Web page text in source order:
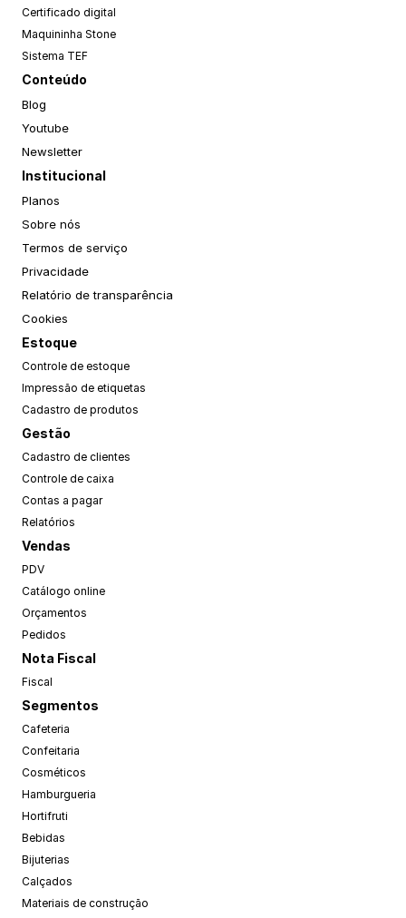
Certificado digital
Maquininha Stone
Sistema TEF
Conteúdo
Blog
Youtube
Newsletter
Institucional
Planos
Sobre nós
Termos de serviço
Privacidade
Relatório de transparência
Cookies
Estoque
Controle de estoque
Impressão de etiquetas
Cadastro de produtos
Gestão
Cadastro de clientes
Controle de caixa
Contas a pagar
Relatórios
Vendas
PDV
Catálogo online
Orçamentos
Pedidos
Nota Fiscal
Fiscal
Segmentos
Cafeteria
Confeitaria
Cosméticos
Hamburgueria
Hortifruti
Bebidas
Bijuterias
Calçados
Materiais de construção